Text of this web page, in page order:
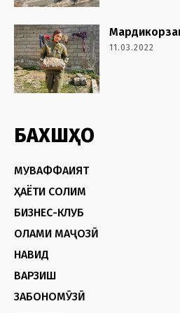
11.03.2022
БАХШҲО
МУВАФФАҚИЯТ
ҲАЁТИ СОЛИМ
БИЗНЕС-КЛУБ
ОЛАМИ МАҶОЗӢ
НАВИД
ВАРЗИШ
ЗАБОНОМӮЗӢ